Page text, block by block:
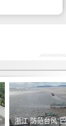
任何合同和定
家退款，但商
已经严重影响本
机损坏导致需
何补偿浙江 防范台风“